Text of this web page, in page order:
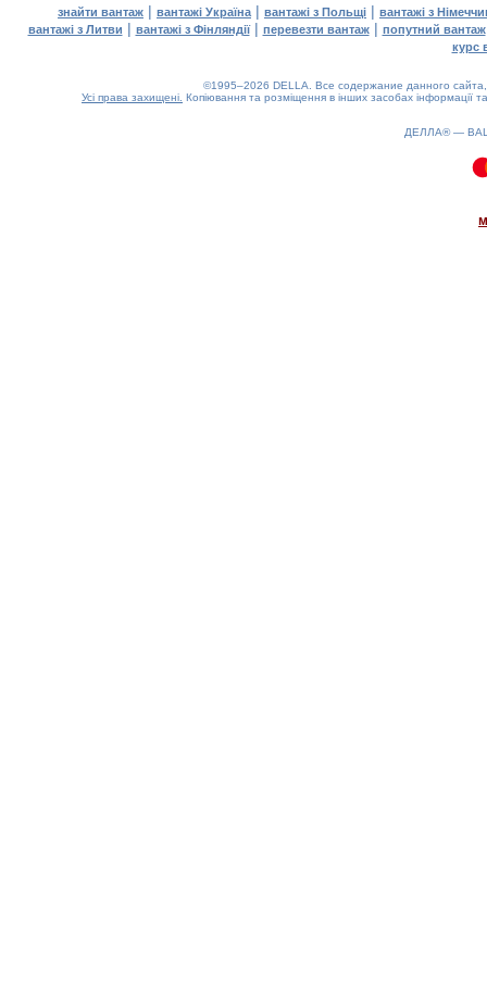
знайти вантаж | вантажі Україна | вантажі з Польщі | вантажі з
вантажі з Литви | вантажі з Фінляндії| перевезти вантаж| попутний вантаж
курс
©1995–2026 DELLA. Все содержание данного
Усі права захищені. Копіювання та розміщення в інших засобах інформації
ДЕЛЛА® —